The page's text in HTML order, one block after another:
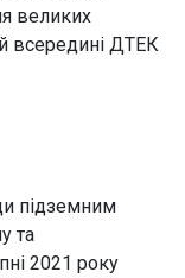
великих
всередині ДТЕК
підземним
та
2021 року